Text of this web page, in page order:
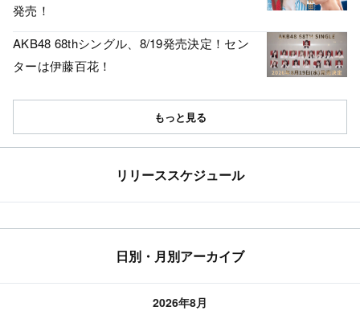
発売！
AKB48 68thシングル、8/19発売決定！セン
ターは伊藤百花！
もっと見る
リリーススケジュール
日別・月別アーカイブ
2026年8月